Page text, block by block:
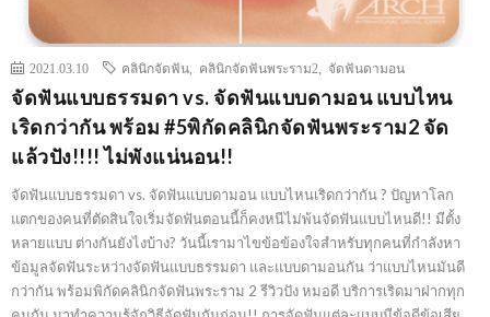
2021.03.10 คลินิกจัดฟัน คลินิกจัดฟันพระราม2 จัดฟันดามอน
จัดฟันแบบธรรมดา vs. จัดฟันแบบดามอน แบบไหน
เริดกว่ากัน พร้อม #5พิกัดคลินิกจัดฟันพระราม2 จัด
แล้วปัง!!!! ไม่พังแน่นอน!!
จัดฟันแบบธรรมดา vs. จัดฟันแบบดามอน แบบไหนเริดกว่ากัน ? ปัญหาโลก
แตกของคนที่ตัดสินใจเริ่มจัดฟันตอนนี้ก็คงหนีไม่พ้นจัดฟันแบบไหนดี!! มีตั้ง
หลายแบบ ต่างกันยังไงบ้าง? วันนี้เรามาไขข้อข้องใจสำหรับทุกคนที่กำลังหา
ข้อมูลจัดฟันระหว่างจัดฟันแบบธรรมดา และแบบดามอนกัน ว่าแบบไหนมันดี
กว่ากัน พร้อมพิกัดคลินิกจัดฟันพระราม 2 รีวิวปัง หมอดี บริการเริดมาฝากทุก